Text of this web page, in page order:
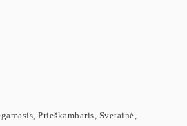
, Prieškambaris, Svetainė,